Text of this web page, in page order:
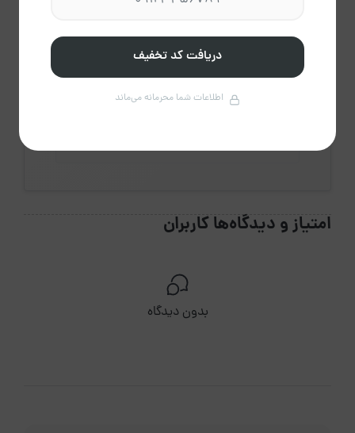
امتیاز و دیدگاه‌ها کاربران
بدون دیدگاه
دریافت کد تخفیف
اطلاعات شما محرمانه می‌ماند